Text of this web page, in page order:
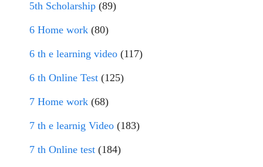
5th Scholarship (89)
6 Home work (80)
6 th e learning video (117)
6 th Online Test (125)
7 Home work (68)
7 th e learnig Video (183)
7 th Online test (184)